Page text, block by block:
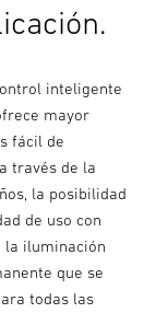
inteligente
mayor
fácil de
través de la
la posibilidad
de uso con
la iluminación
que se
todas las